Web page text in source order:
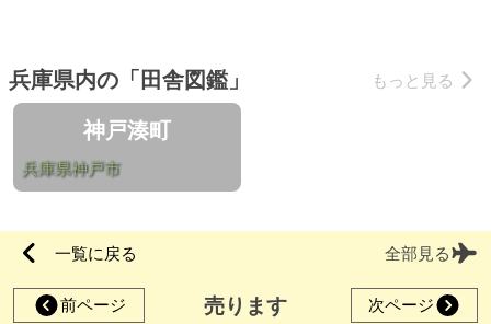
兵庫県内の「田舎図鑑」 もっと見る
神戸湊町
兵庫県神戸市
一覧に戻る 全部見る
前ページ 売ります 次ページ